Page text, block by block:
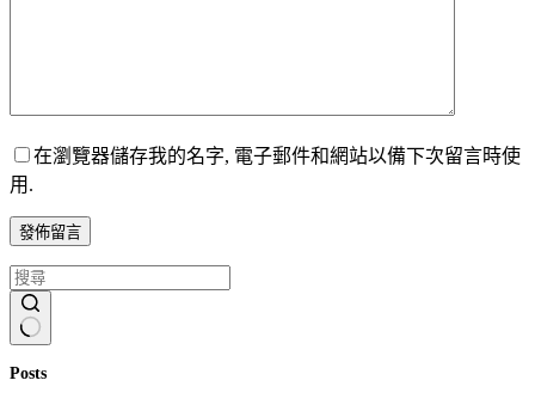
在瀏覽器儲存我的名字, 電子郵件和網站以備下次留言時使
用.
發佈留言
Posts